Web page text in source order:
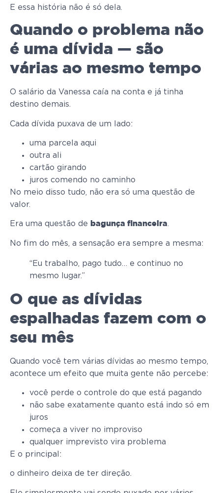
E essa história não é só dela.
Quando o problema não
é uma dívida — são
várias ao mesmo tempo
O salário da Vanessa caía na conta e já tinha
destino demais.
Cada dívida puxava de um lado:
uma parcela aqui
outra ali
cartão girando
juros comendo no caminho
No meio disso tudo, não era só uma questão de
valor.
Era uma questão de bagunça financeira.
No fim do mês, a sensação era sempre a mesma:
“Eu trabalho, pago tudo… e continuo no
mesmo lugar.”
O que as dívidas
espalhadas fazem com o
seu mês
Quando você tem várias dívidas ao mesmo tempo,
acontece um efeito que muita gente não percebe:
você perde o controle do que está pagando
não sabe exatamente quanto está indo só em
juros
começa a viver no improviso
qualquer imprevisto vira problema
E o principal:
o dinheiro deixa de ter direção.